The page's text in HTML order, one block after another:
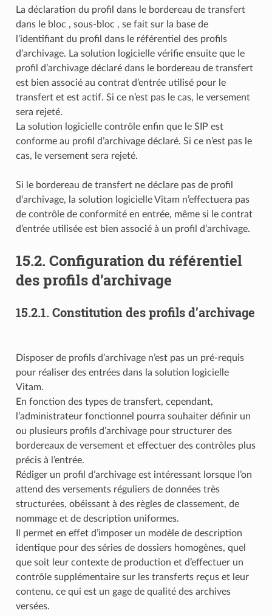
La déclaration du profil dans le bordereau de transfert
dans le bloc , sous-bloc , se fait sur la base de
l’identifiant du profil dans le référentiel des profils
d’archivage. La solution logicielle vérifie ensuite que le
profil d’archivage déclaré dans le bordereau de transfert
est bien associé au contrat d’entrée utilisé pour le
transfert et est actif. Si ce n’est pas le cas, le versement
sera rejeté.
La solution logicielle contrôle enfin que le SIP est
conforme au profil d’archivage déclaré. Si ce n’est pas le
cas, le versement sera rejeté.
Si le bordereau de transfert ne déclare pas de profil
d’archivage, la solution logicielle Vitam n’effectuera pas
de contrôle de conformité en entrée, même si le contrat
d’entrée utilisée est bien associé à un profil d’archivage.
15.2. Configuration du référentiel
des profils d’archivage
15.2.1. Constitution des profils d’archivage
Disposer de profils d’archivage n’est pas un pré-requis
pour réaliser des entrées dans la solution logicielle
Vitam.
En fonction des types de transfert, cependant,
l’administrateur fonctionnel pourra souhaiter définir un
ou plusieurs profils d’archivage pour structurer des
bordereaux de versement et effectuer des contrôles plus
précis à l’entrée.
Rédiger un profil d’archivage est intéressant lorsque l’on
attend des versements réguliers de données très
structurées, obéissant à des règles de classement, de
nommage et de description uniformes.
Il permet en effet d’imposer un modèle de description
identique pour des séries de dossiers homogènes, quel
que soit leur contexte de production et d’effectuer un
contrôle supplémentaire sur les transferts reçus et leur
contenu, ce qui est un gage de qualité des archives
versées.